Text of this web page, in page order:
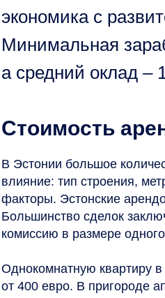
экономика с
Минимальная
а средний оклад –
Стоимость
В Эстонии большое
влияние: тип строения,
факторы. Эстонские
Большинство сделок
комиссию в размере
Однокомнатную квартиру
от 400 евро. В пригороде